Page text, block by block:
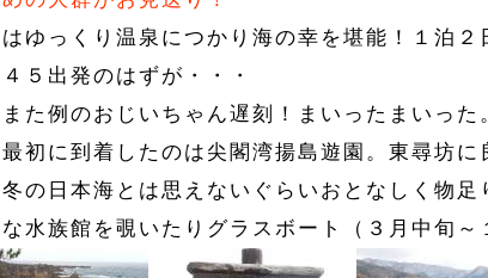
ゆっくり温泉につかり海の幸を堪能！１泊
５出発のはずが・・・
た例のおじいちゃん遅刻！まいったまいった
初に到着したのは尖閣湾揚島遊園。東尋坊
の日本海とは思えないぐらいおとなしく物足
水族館を覗いたりグラスボート（３月中旬